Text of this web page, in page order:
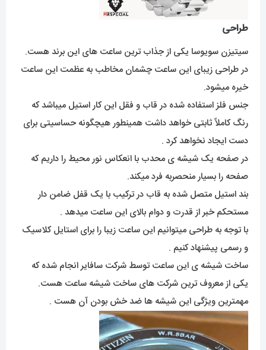
طراحی
سیتیزن سویوسا یکی از جذاب ترین ساعت های این برند هست.
در طراحی زیبای این ساعت چشمان مخاطب به عظمت این ساعت
خیره میشود.
جنس فلز استفاده شده در قاب و فقل این کار استیل میباشد که
رنگ کاملاً ثابتی خواهد داشت همینطور هیچگونه حساسیتی برای
دست ایجاد نخواهد کرد .
در صفحه یک شیشه ی محدب با انعکاس نور محیط را داریم که
صفحه را بسیار منحصربه فرد میکند.
بند استیل متصل شده به قاب در ترکیب با یک قفل ضامن دار
مستحکم خبر از قدرت و دوام بالای این ساعت میدهد .
با توجه به طراحی میتوانیم این ساعت زیبا را برای استایل کلاسیک
و رسمی پیشنهاد کنیم .
ساخت شیشه ی این ساعت توسط شرکت سافایر انجام شده که
یکی از معروف ترین شرکت های ساخت شیشه ساعت هست.
مهمترین ویژگی این شیشه ها ضد خش بودن آن هست .